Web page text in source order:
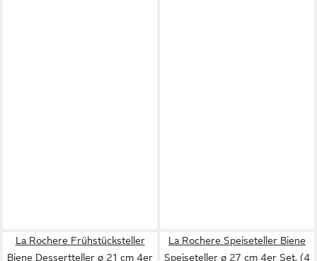
La Rochere Frühstücksteller
Biene Dessertteller ø 21 cm 4er
La Rochere Speiseteller Biene
Speiseteller ø 27 cm 4er Set, (4